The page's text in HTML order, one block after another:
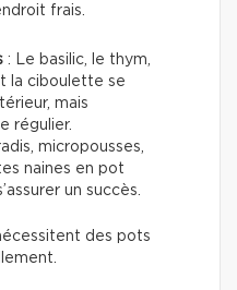
frais.
: Le basilic, le thym,
la ciboulette se
mais
régulier.
micropousses,
naines en pot
un succès.
des pots